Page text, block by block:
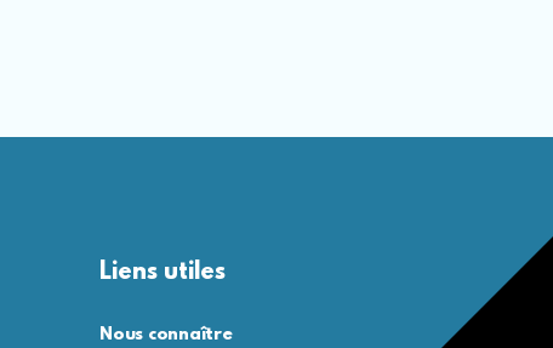
Liens utiles
Nous connaître